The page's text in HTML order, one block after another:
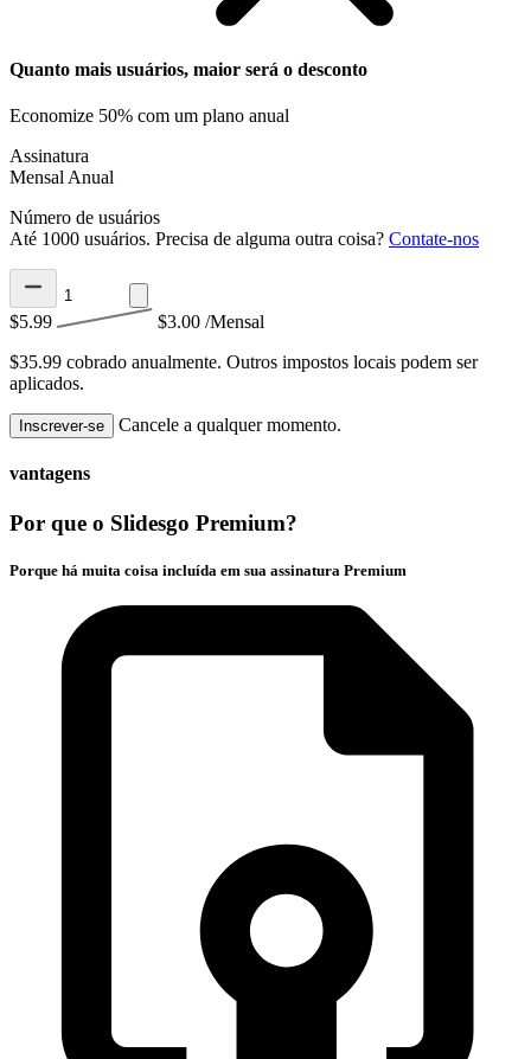
Quanto mais usuários, maior será o desconto
Economize 50% com um plano anual
Assinatura
Mensal Anual
Número de usuários
Até 1000 usuários. Precisa de alguma outra coisa? Contate-nos
$5.99 $3.00 /Mensal
$35.99 cobrado anualmente. Outros impostos locais podem ser
aplicados.
Inscrever-se Cancele a qualquer momento.
vantagens
Por que o Slidesgo Premium?
Porque há muita coisa incluída em sua assinatura Premium